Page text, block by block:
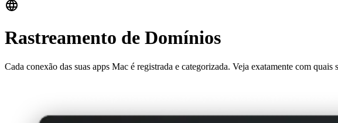
Rastreamento de Domínios
Cada conexão das suas apps Mac é registrada e categorizada. Veja exatamente com